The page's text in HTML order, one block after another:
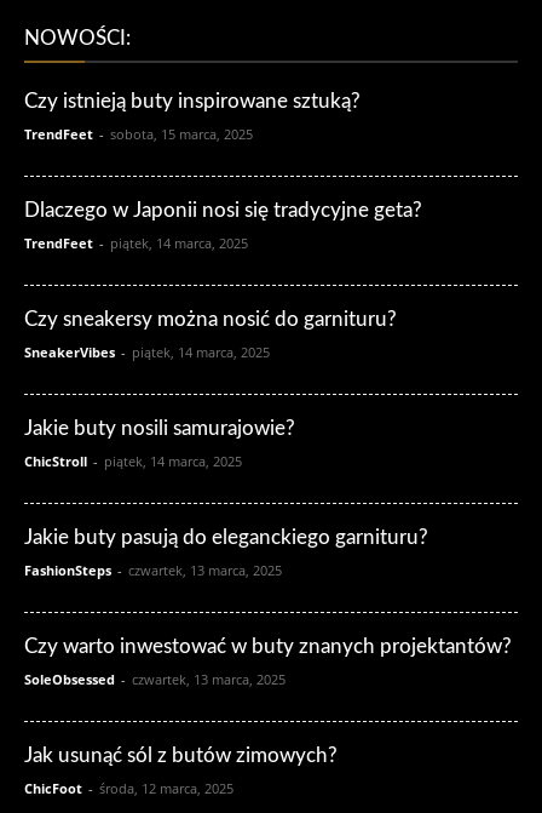
NOWOŚCI:
Czy istnieją buty inspirowane sztuką?
TrendFeet - sobota, 15 marca, 2025
Dlaczego w Japonii nosi się tradycyjne geta?
TrendFeet - piątek, 14 marca, 2025
Czy sneakersy można nosić do garnituru?
SneakerVibes - piątek, 14 marca, 2025
Jakie buty nosili samurajowie?
ChicStroll - piątek, 14 marca, 2025
Jakie buty pasują do eleganckiego garnituru?
FashionSteps - czwartek, 13 marca, 2025
Czy warto inwestować w buty znanych projektantów?
SoleObsessed - czwartek, 13 marca, 2025
Jak usunąć sól z butów zimowych?
ChicFoot - środa, 12 marca, 2025